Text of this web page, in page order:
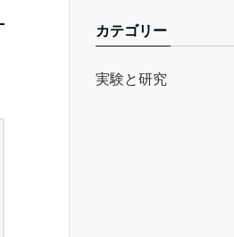
カテゴリー
実験と研究